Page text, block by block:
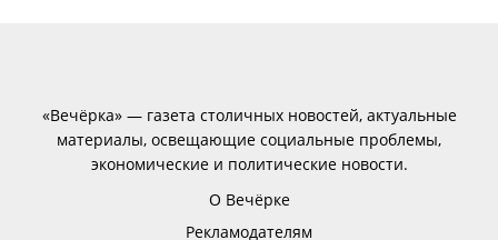
«Вечёрка» — газета столичных новостей, актуальные
материалы, освещающие социальные проблемы,
экономические и политические новости.
О Вечёрке
Рекламодателям